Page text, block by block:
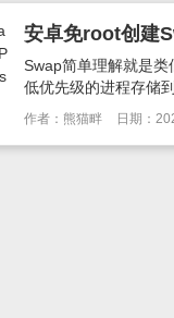
安卓免root创建
Swap简单理解就是
低优先级的进程存储
作者：熊猫畔 日期：